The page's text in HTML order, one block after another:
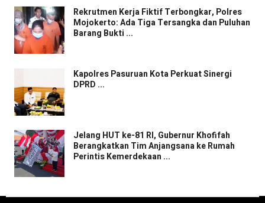
Rekrutmen Kerja Fiktif Terbongkar, Polres
Mojokerto: Ada Tiga Tersangka dan Puluhan
Barang Bukti ...
Kapolres Pasuruan Kota Perkuat Sinergi
DPRD ...
Jelang HUT ke-81 RI, Gubernur Khofifah
Berangkatkan Tim Anjangsana ke Rumah
Perintis Kemerdekaan ...